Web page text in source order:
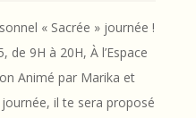
« Sacrée » journée !
9H à 20H, À l’Espace
Animé par Marika et
il te sera proposé